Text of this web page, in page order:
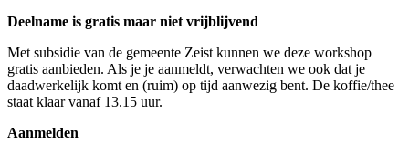
Deelname is gratis maar niet vrijblijvend
Met subsidie van de gemeente Zeist kunnen we deze workshop
gratis aanbieden. Als je je aanmeldt, verwachten we ook dat je
daadwerkelijk komt en (ruim) op tijd aanwezig bent. De koffie/thee
staat klaar vanaf 13.15 uur.
Aanmelden